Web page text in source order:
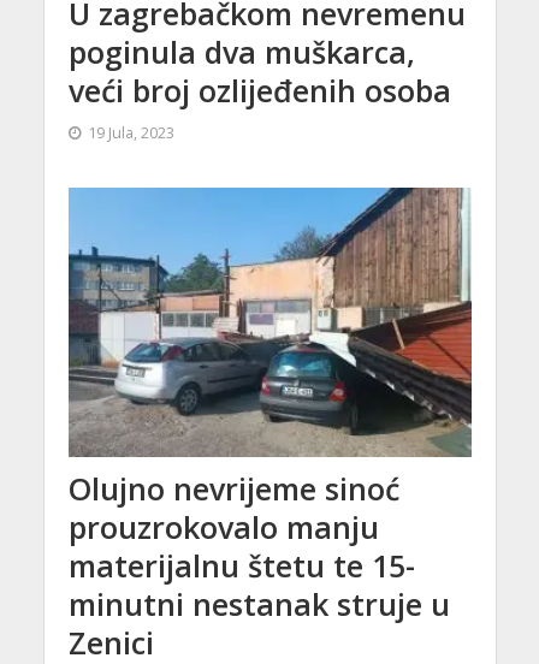
U zagrebačkom nevremenu
poginula dva muškarca,
veći broj ozlijeđenih osoba
19 Jula, 2023
Olujno nevrijeme sinoć
prouzrokovalo manju
materijalnu štetu te 15-
minutni nestanak struje u
Zenici